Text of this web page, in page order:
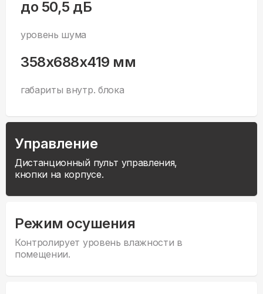
до 50,5 дБ
уровень шума
358x688x419 мм
габариты внутр. блока
Управление
Дистанционный пульт управления,
кнопки на корпусе.
Режим осушения
Контролирует уровень влажности в
помещении.